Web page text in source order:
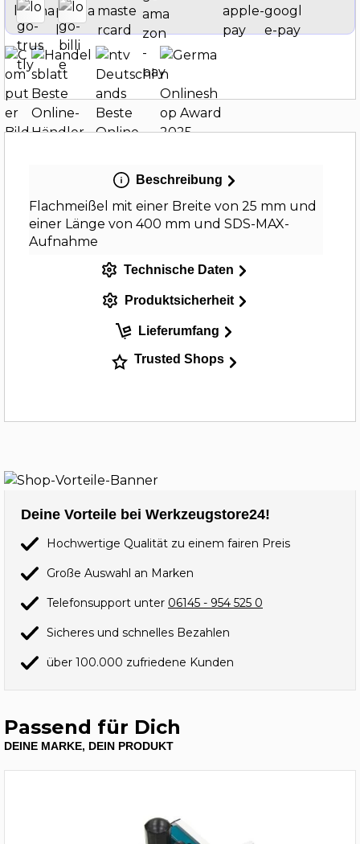
Beschreibung
Flachmeißel mit einer Breite von 25 mm und
einer Länge von 400 mm und SDS-MAX-
Aufnahme
Technische Daten
Produktsicherheit
Lieferumfang
Trusted Shops
Deine Vorteile bei Werkzeugstore24!
Hochwertige Qualität zu einem fairen Preis
Große Auswahl an Marken
Telefonsupport unter 06145 - 954 525 0
Sicheres und schnelles Bezahlen
über 100.000 zufriedene Kunden
Passend für Dich
DEINE MARKE, DEIN PRODUKT